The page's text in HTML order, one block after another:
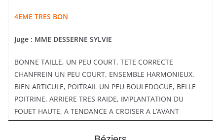
4EME TRES BON
Juge : MME DESSERNE SYLVIE
BONNE TAILLE, UN PEU COURT, TETE CORRECTE
CHANFREIN UN PEU COURT, ENSEMBLE HARMONIEUX,
BIEN ARTICULE, POITRAIL UN PEU BOULEDOGUE, BELLE
POITRINE, ARRIERE TRES RAIDE, IMPLANTATION DU
FOUET HAUTE, A TENDANCE A CROISER A L’AVANT